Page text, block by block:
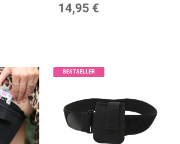
14,95 €
BESTSELLER